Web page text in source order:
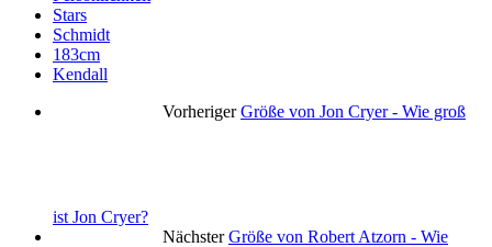
Stars
Schmidt
183cm
Kendall
Vorheriger Größe von Jon Cryer - Wie groß
ist Jon Cryer?
Nächster Größe von Robert Atzorn - Wie